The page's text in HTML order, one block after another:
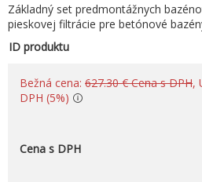
Základný set predmontážnych
pieskovej filtrácie pre betónové
ID produktu
Bežná cena: 627.30 € Cena s DPH,
DPH (5%)
Cena s DPH